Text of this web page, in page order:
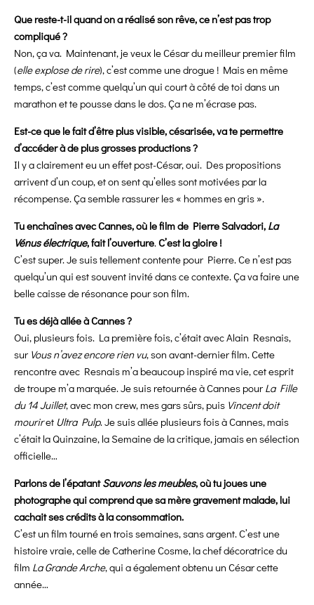
Que reste-t-il quand on a réalisé son rêve, ce n’est pas trop
compliqué ?
Non, ça va. Maintenant, je veux le César du meilleur premier film
(elle explose de rire), c’est comme une drogue ! Mais en même
temps, c’est comme quelqu’un qui court à côté de toi dans un
marathon et te pousse dans le dos. Ça ne m’écrase pas.
Est-ce que le fait d’être plus visible, césarisée, va te permettre
d’accéder à de plus grosses productions ?
Il y a clairement eu un effet post-César, oui. Des propositions
arrivent d’un coup, et on sent qu’elles sont motivées par la
récompense. Ça semble rassurer les « hommes en gris ».
Tu enchaînes avec Cannes, où le film de Pierre Salvadori, La
Vénus électrique, fait l’ouverture.C’est la gloire !
C’est super. Je suis tellement contente pour Pierre. Ce n’est pas
quelqu’un qui est souvent invité dans ce contexte. Ça va faire une
belle caisse de résonance pour son film.
Tu es déjà allée à Cannes ?
Oui, plusieurs fois. La première fois, c’était avec Alain Resnais,
sur Vous n’avez encore rien vu, son avant-dernier film. Cette
rencontre avec Resnais m’a beaucoup inspiré ma vie, cet esprit
de troupe m’a marquée. Je suis retournée à Cannes pour La Fille
du 14 Juillet, avec mon crew, mes gars sûrs, puis Vincent doit
mouriret Ultra Pulp. Je suis allée plusieurs fois à Cannes, mais
c’était la Quinzaine, la Semaine de la critique, jamais en sélection
officielle…
Parlons de l’épatantSauvons les meubles, où tu joues une
photographe qui comprend que sa mère gravement malade, lui
cachait ses crédits à la consommation.
C’est un film tourné en trois semaines, sans argent. C’est une
histoire vraie, celle de Catherine Cosme, la chef décoratrice du
film La Grande Arche, qui a également obtenu un César cette
année…